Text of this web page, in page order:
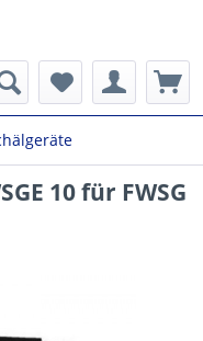
10 für FWSG